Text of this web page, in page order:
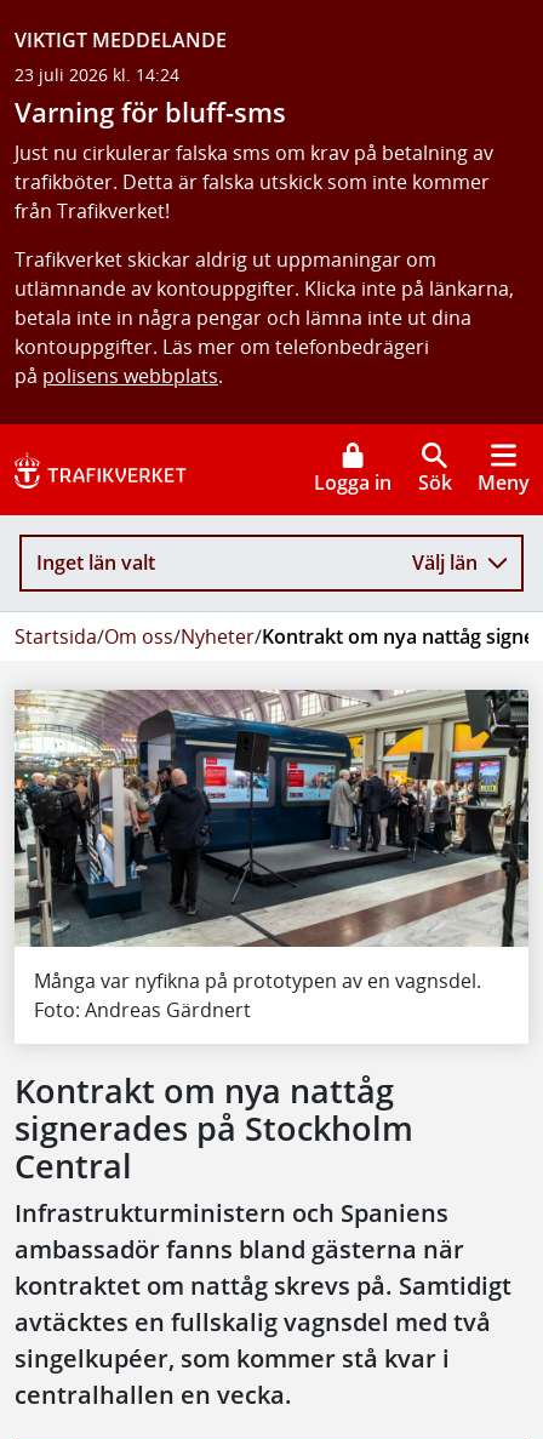
VIKTIGT MEDDELANDE
23 juli 2026 kl. 14:24
Varning för bluff-sms
Just nu cirkulerar falska sms om krav på betalning av
trafikböter. Detta är falska utskick som inte kommer
från Trafikverket!
Trafikverket skickar aldrig ut uppmaningar om
utlämnande av kontouppgifter. Klicka inte på länkarna,
betala inte in några pengar och lämna inte ut dina
kontouppgifter. Läs mer om telefonbedrägeri
på polisens webbplats.
Logga in Sök Meny
Inget län valt Välj län
Startsida/Om oss/Nyheter/Kontrakt om nya nattåg
Många var nyfikna på prototypen av en vagnsdel.
Foto: Andreas Gärdnert
Kontrakt om nya nattåg
signerades på Stockholm
Central
Infrastrukturministern och Spaniens
ambassadör fanns bland gästerna när
kontraktet om nattåg skrevs på. Samtidigt
avtäcktes en fullskalig vagnsdel med två
singelkupéer, som kommer stå kvar i
centralhallen en vecka.